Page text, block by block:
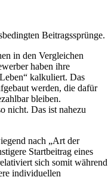
Beitragssprünge.
in den Vergleichen
haben ihre
kalkuliert. Das
werden, die dafür
bleiben.
nicht. Das ist nahezu
nach „Art der
Startbeitrag eines
sich somit während
individuellen